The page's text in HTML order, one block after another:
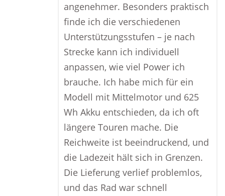
angenehmer. Besonders praktisch
finde ich die verschiedenen
Unterstützungsstufen – je nach
Strecke kann ich individuell
anpassen, wie viel Power ich
brauche. Ich habe mich für ein
Modell mit Mittelmotor und 625
Wh Akku entschieden, da ich oft
längere Touren mache. Die
Reichweite ist beeindruckend, und
die Ladezeit hält sich in Grenzen.
Die Lieferung verlief problemlos,
und das Rad war schnell